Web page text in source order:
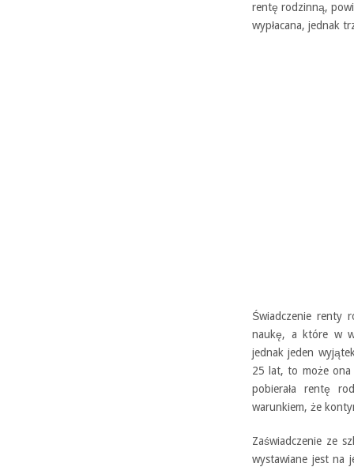
rentę rodzinną,
wypłacana, jednak
Świadczenie renty
naukę, a które w
jednak jeden
25 lat, to może
pobierała rentę
warunkiem, że
Zaświadczenie ze
wystawiane jest na